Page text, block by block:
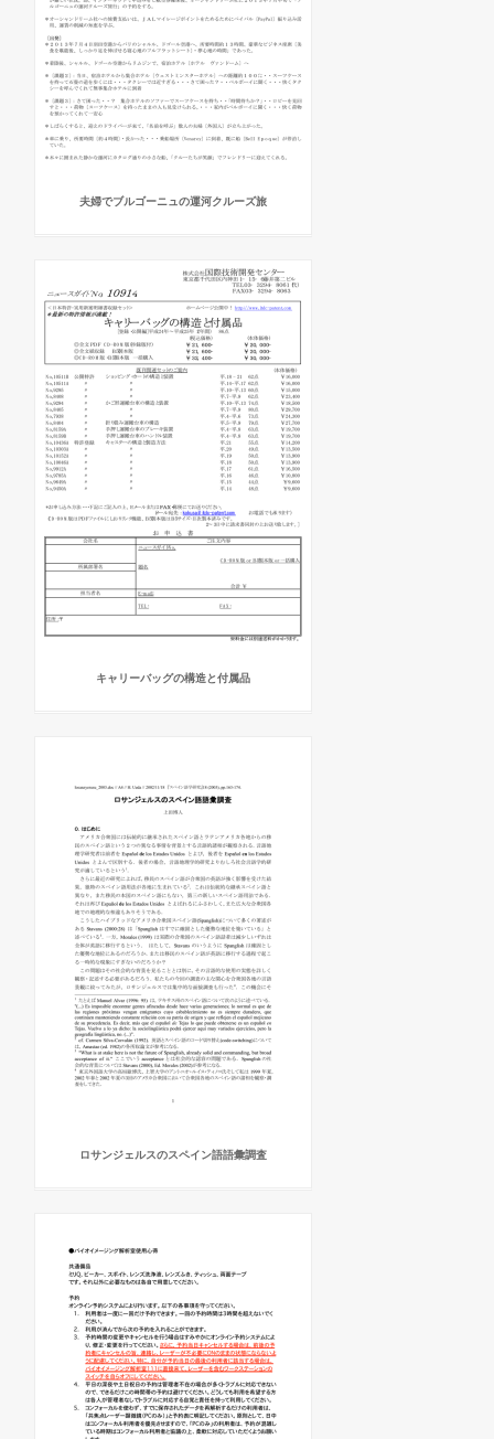
夫婦でブルゴーニュの運河クルーズ旅
キャリーバッグの構造と付属品
ロサンジェルスのスペイン語語彙調査